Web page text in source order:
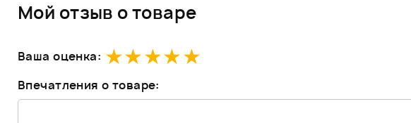
Мой отзыв о товаре
Ваша оценка:
Впечатления о товаре: